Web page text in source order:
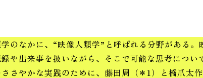
学のなかに、“映像人類学”と呼ばれる分野がある
や出来事を扱いながら、そこで可能な思考につい
さやかな実践のために、藤田周（＊1）と橋爪太